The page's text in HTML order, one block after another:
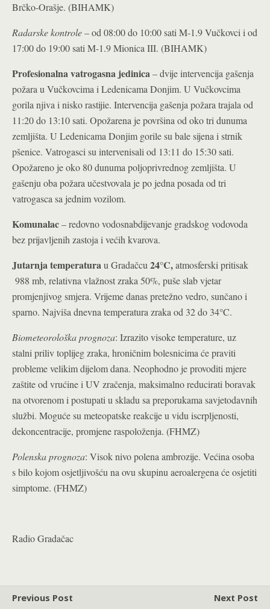
Brčko-Orašje. (BIHAMK)
Radarske kontrole– od 08:00 do 10:00 sati M-1.9 Vučkovci i od
17:00 do 19:00 sati M-1.9 Mionica III. (BIHAMK)
Profesionalna vatrogasna jedinica– dvije intervencija gašenja
požara u Vučkovcima i Ledenicama Donjim. U Vučkovcima
gorila njiva i nisko rastijie. Intervencija gašenja požara trajala od
11:20 do 13:10 sati. Opožarena je površina od oko tri dunuma
zemljišta. U Ledenicama Donjim gorile su bale sijena i strnik
pšenice. Vatrogasci su intervenisali od 13:11 do 15:30 sati.
Opožareno je oko 80 dunuma poljoprivrednog zemljišta. U
gašenju oba požara učestvovala je po jedna posada od tri
vatrogasca sa jednim vozilom.
Komunalac– redovno vodosnabdijevanje gradskog vodovoda
bez prijavljenih zastoja i većih kvarova.
Jutarnja temperaturau Gradačcu 24°C,atmosferski pritisak
988 mb, relativna vlažnost zraka 50%, puše slab vjetar
promjenjivog smjera. Vrijeme danas pretežno vedro, sunčano i
sparno. Najviša dnevna temperatura zraka od 32 do 34°C.
Biometeorološka prognoza: Izrazito visoke temperature, uz
stalni priliv toplijeg zraka, hroničnim bolesnicima će praviti
probleme velikim dijelom dana. Neophodno je provoditi mjere
zaštite od vrućine i UV zračenja, maksimalno reducirati boravak
na otvorenom i postupati u skladu sa preporukama savjetodavnih
službi. Moguće su meteopatske reakcije u vidu iscrpljenosti,
dekoncentracije, promjene raspoloženja. (FHMZ)
Polenska prognoza: Visok nivo polena ambrozije. Većina osoba
s bilo kojom osjetljivošću na ovu skupinu aeroalergena će osjetiti
simptome. (FHMZ)
Radio Gradačac
Previous Post
Next Post